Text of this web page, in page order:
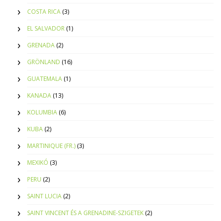
COSTA RICA (3)
EL SALVADOR (1)
GRENADA (2)
GRÖNLAND (16)
GUATEMALA (1)
KANADA (13)
KOLUMBIA (6)
KUBA (2)
MARTINIQUE (FR.) (3)
MEXIKÓ (3)
PERU (2)
SAINT LUCIA (2)
SAINT VINCENT ÉS A GRENADINE-SZIGETEK (2)